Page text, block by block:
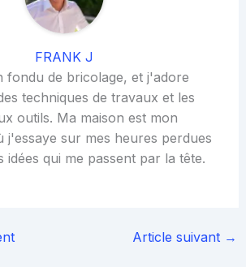
FRANK J
fondu de bricolage, et j'adore
techniques de travaux et les
outils. Ma maison est mon
j'essaye sur mes heures perdues
idées qui me passent par la tête.
Article suivant →